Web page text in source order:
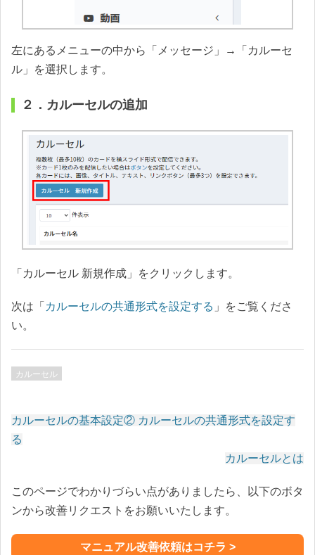
左にあるメニューの中から「メッセージ」→「カルーセ
ル」を選択します。
２．カルーセルの追加
「カルーセル 新規作成」をクリックします。
次は「 カルーセルの共通形式を設定する 」をご覧くださ
い。
カルーセル
ビ
ゲ
ー
カルーセルの基本設定② カルーセルの共通形式を設定す
る
カルーセルとは
このページでわかりづらい点がありましたら、以下のボタ
ンから改善リクエストをお願いいたします。
マニュアル改善依頼はコチラ >